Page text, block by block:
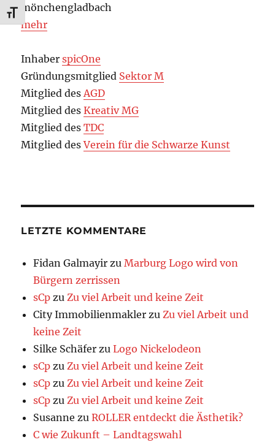
SCHRIFT VERGRÖSSERN
mönchengladbach
mehr
InhaberspicOne
Gründungsmitglied Sektor M
Mitglied desAGD
Mitglied desKreativ MG
Mitglied desTDC
Mitglied desVerein für die Schwarze Kunst
LETZTE KOMMENTARE
Fidan Galmayir zuMarburg Logo wird von
Bürgern zerrissen
sCp zuZu viel Arbeit und keine Zeit
City Immobilienmakler zuZu viel Arbeit und
keine Zeit
Silke Schäfer zuLogo Nickelodeon
sCp zuZu viel Arbeit und keine Zeit
sCp zuZu viel Arbeit und keine Zeit
sCp zuZu viel Arbeit und keine Zeit
Susanne zuROLLER entdeckt die Ästhetik?
C wie Zukunft – Landtagswahl